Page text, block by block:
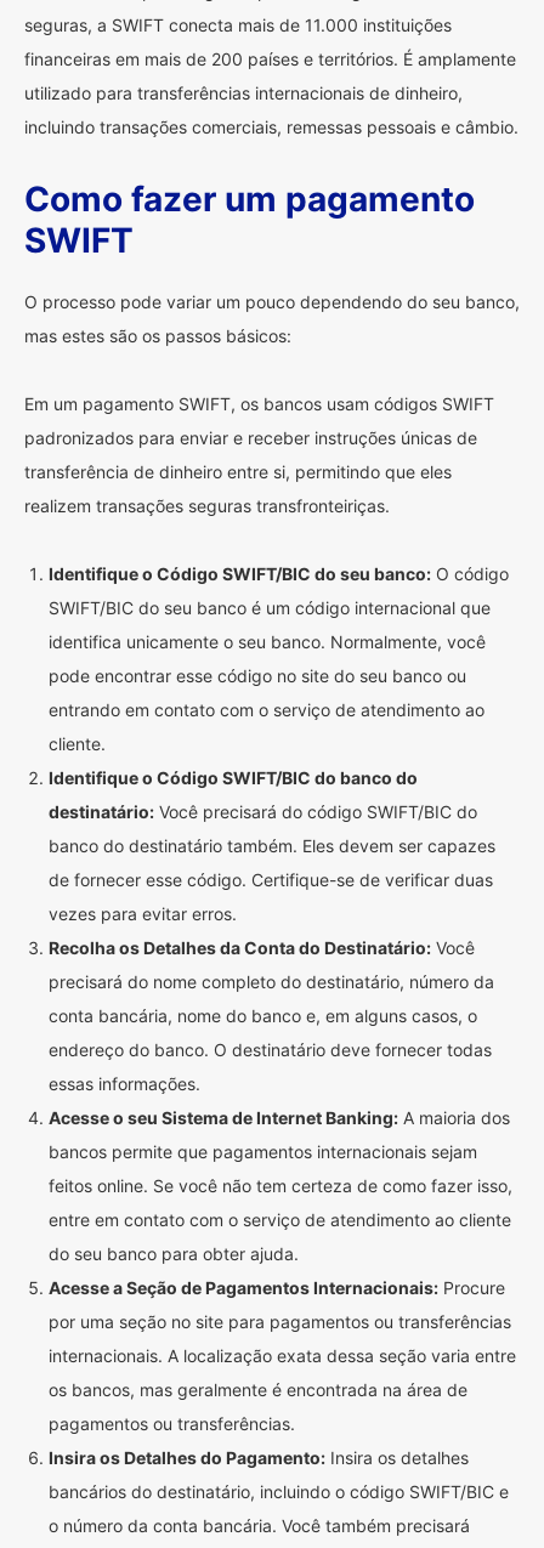
seguras, a SWIFT conecta mais de 11.000 instituições
financeiras em mais de 200 países e territórios. É amplamente
utilizado para transferências internacionais de dinheiro,
incluindo transações comerciais, remessas pessoais e câmbio.
Como fazer um pagamento
SWIFT
O processo pode variar um pouco dependendo do seu banco,
mas estes são os passos básicos:
Em um pagamento SWIFT, os bancos usam códigos SWIFT
padronizados para enviar e receber instruções únicas de
transferência de dinheiro entre si, permitindo que eles
realizem transações seguras transfronteiriças.
Identifique o Código SWIFT/BIC do seu banco: O código
SWIFT/BIC do seu banco é um código internacional que
identifica unicamente o seu banco. Normalmente, você
pode encontrar esse código no site do seu banco ou
entrando em contato com o serviço de atendimento ao
cliente.
Identifique o Código SWIFT/BIC do banco do
destinatário: Você precisará do código SWIFT/BIC do
banco do destinatário também. Eles devem ser capazes
de fornecer esse código. Certifique-se de verificar duas
vezes para evitar erros.
Recolha os Detalhes da Conta do Destinatário: Você
precisará do nome completo do destinatário, número da
conta bancária, nome do banco e, em alguns casos, o
endereço do banco. O destinatário deve fornecer todas
essas informações.
Acesse o seu Sistema de Internet Banking: A maioria dos
bancos permite que pagamentos internacionais sejam
feitos online. Se você não tem certeza de como fazer isso,
entre em contato com o serviço de atendimento ao cliente
do seu banco para obter ajuda.
Acesse a Seção de Pagamentos Internacionais: Procure
por uma seção no site para pagamentos ou transferências
internacionais. A localização exata dessa seção varia entre
os bancos, mas geralmente é encontrada na área de
pagamentos ou transferências.
Insira os Detalhes do Pagamento: Insira os detalhes
bancários do destinatário, incluindo o código SWIFT/BIC e
o número da conta bancária. Você também precisará